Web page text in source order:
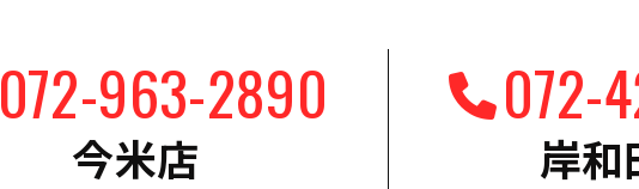
072-963-2890
今米店
072-
岸和